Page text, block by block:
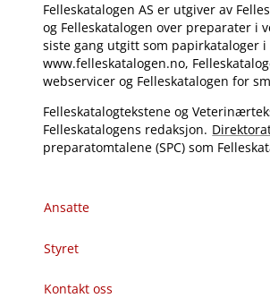
Felleskatalogen AS er utgiver av
og Felleskatalogen over preparater
siste gang utgitt som papirkataloger
www.felleskatalogen.no,
webservicer og Felleskatalogen for
Felleskatalogtekstene og
Felleskatalogens redaksjon.
preparatomtalene (SPC) som
Ansatte
Styret
Kontakt oss